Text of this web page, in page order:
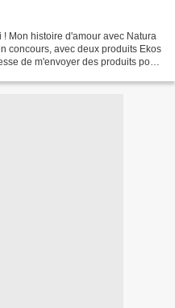
Mon histoire d'amour avec Natura
concours, avec deux produits Ekos
de m'envoyer des produits pour